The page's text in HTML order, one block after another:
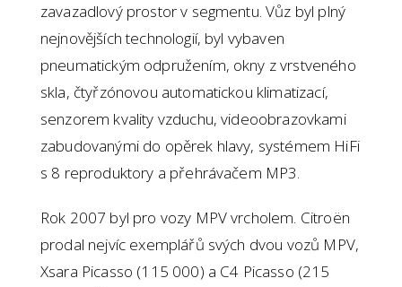
zavazadlový prostor v segmentu. Vůz byl plný
nejnovějších technologií, byl vybaven
pneumatickým odpružením, okny z vrstveného
skla, čtyřzónovou automatickou klimatizací,
senzorem kvality vzduchu, videoobrazovkami
zabudovanými do opěrek hlavy, systémem HiFi
s 8 reproduktory a přehrávačem MP3.
Rok 2007 byl pro vozy MPV vrcholem. Citroën
prodal nejvíc exemplářů svých dvou vozů MPV,
Xsara Picasso (115 000) a C4 Picasso (215